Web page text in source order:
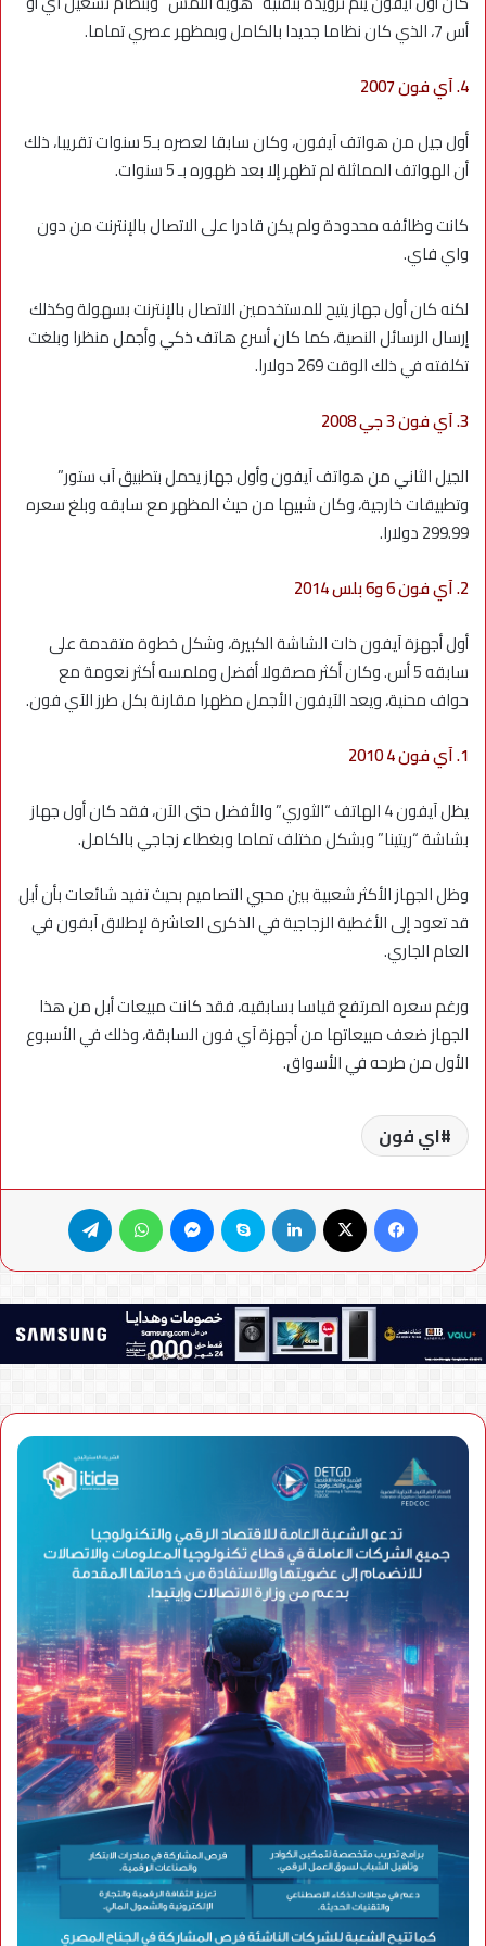
أس 7، الذي كان نظاما جديدا بالكامل وبمظهر عصري تماما.
4. آي فون 2007
أول جيل من هواتف آيفون، وكان سابقا لعصره بـ5 سنوات تقريبا، ذلك
أن الهواتف المماثلة لم تظهر إلا بعد ظهوره بـ 5 سنوات.
كانت وظائفه محدودة ولم يكن قادرا على الاتصال بالإنترنت من دون
واي فاي.
لكنه كان أول جهاز يتيح للمستخدمين الاتصال بالإنترنت بسهولة وكذلك
إرسال الرسائل النصية، كما كان أسرع هاتف ذكي وأجمل منظرا وبلغت
تكلفته في ذلك الوقت 269 دولارا.
3. آي فون 3 جي 2008
الجيل الثاني من هواتف آيفون وأول جهاز يحمل بتطبيق آب ستور”
وتطبيقات خارجية، وكان شبيها من حيث المظهر مع سابقه وبلغ سعره
299.99 دولارا.
2. آي فون 6 و6 بلس 2014
أول أجهزة آيفون ذات الشاشة الكبيرة، وشكل خطوة متقدمة على
سابقه 5 أس. وكان أكثر مصقولا أفضل وملمسه أكثر نعومة مع
حواف محنية، ويعد الآيفون الأجمل مظهرا مقارنة بكل طرز الآي فون.
1. آي فون 4 2010
يظل آيفون 4 الهاتف “الثوري” والأفضل حتى الآن، فقد كان أول جهاز
بشاشة “ريتينا” وبشكل مختلف تماما وبغطاء زجاجي بالكامل.
وظل الجهاز الأكثر شعبية بين محبي التصاميم بحيث تفيد شائعات بأن أبل
قد تعود إلى الأغطية الزجاجية في الذكرى العاشرة لإطلاق آبفون في
العام الجاري.
ورغم سعره المرتفع قياسا بسابقيه، فقد كانت مبيعات أبل من هذا
الجهاز ضعف مبيعاتها من أجهزة آي فون السابقة، وذلك في الأسبوع
الأول من طرحه في الأسواق.
اي فون
فيسبوك لينكدإن سكايب ماسنجر واتساب